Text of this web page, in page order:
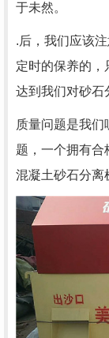
于未然。
.后，我们应该
定时的保养的，
达到我们对砂石
质量问题是我
题，一个拥有合
混凝土砂石分离